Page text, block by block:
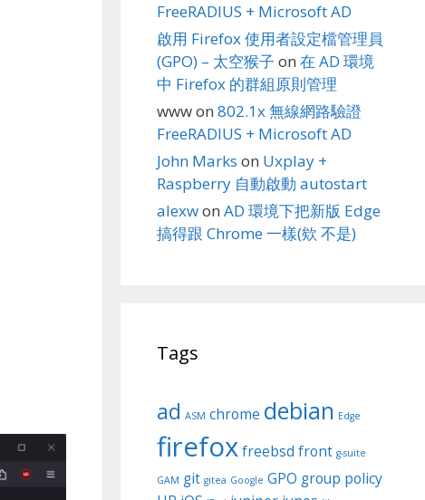
FreeRADIUS + Microsoft AD
啟用 Firefox 使用者設定檔管理員
(GPO) – 太空猴子 on 在 AD 環境
中 Firefox 的群組原則管理
wwwon 802.1x 無線網路驗證
FreeRADIUS + Microsoft AD
John Marks on Uxplay +
Raspberry 自動啟動 autostart
alexwon AD 環境下把新版 Edge
搞得跟 Chrome 一樣(欸 不是)
Tags
ad ASM chrome debian Edge
firefoxfreebsd front g-suite
GAM git gitea Google GPO group policy